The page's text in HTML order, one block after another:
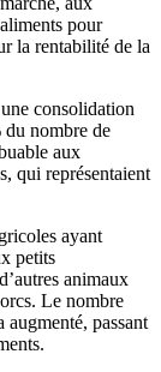
pour
la rentabilité de la
consolidation
du nombre de
aux
qui représentaient
ayant
petits
animaux
Le nombre
augmenté, passant